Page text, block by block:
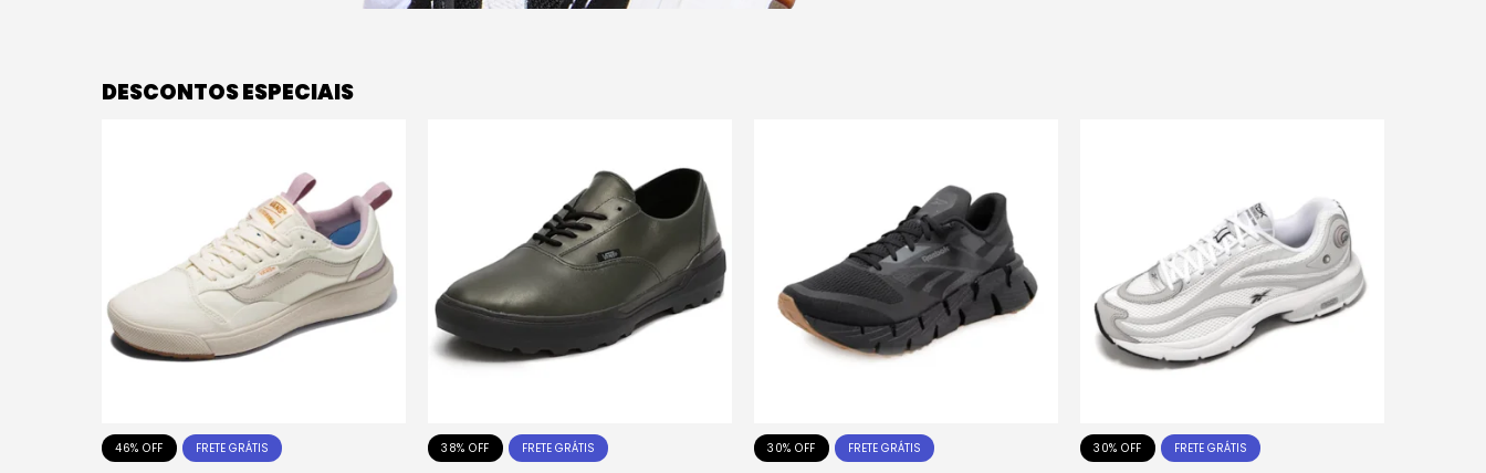
DESCONTOS ESPECIAIS
46% OFF FRETE GRÁTIS 38% OFF FRETE GRÁTIS 30% OFF FRETE GRÁTIS 30% OFF FRETE GRÁTIS